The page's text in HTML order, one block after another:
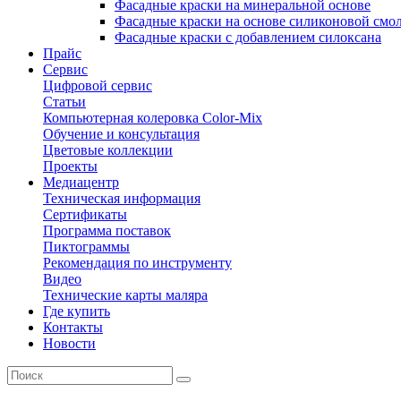
Фасадные краски на минеральной основе
Фасадные краски на основе силиконовой
Фасадные краски с добавлением силоксана
Прайс
Сервис
Цифровой сервис
Статьи
Компьютерная колеровка Color-Mix
Обучение и консультация
Цветовые коллекции
Проекты
Медиацентр
Техническая информация
Сертификаты
Программа поставок
Пиктограммы
Рекомендация по инструменту
Видео
Технические карты маляра
Где купить
Контакты
Новости